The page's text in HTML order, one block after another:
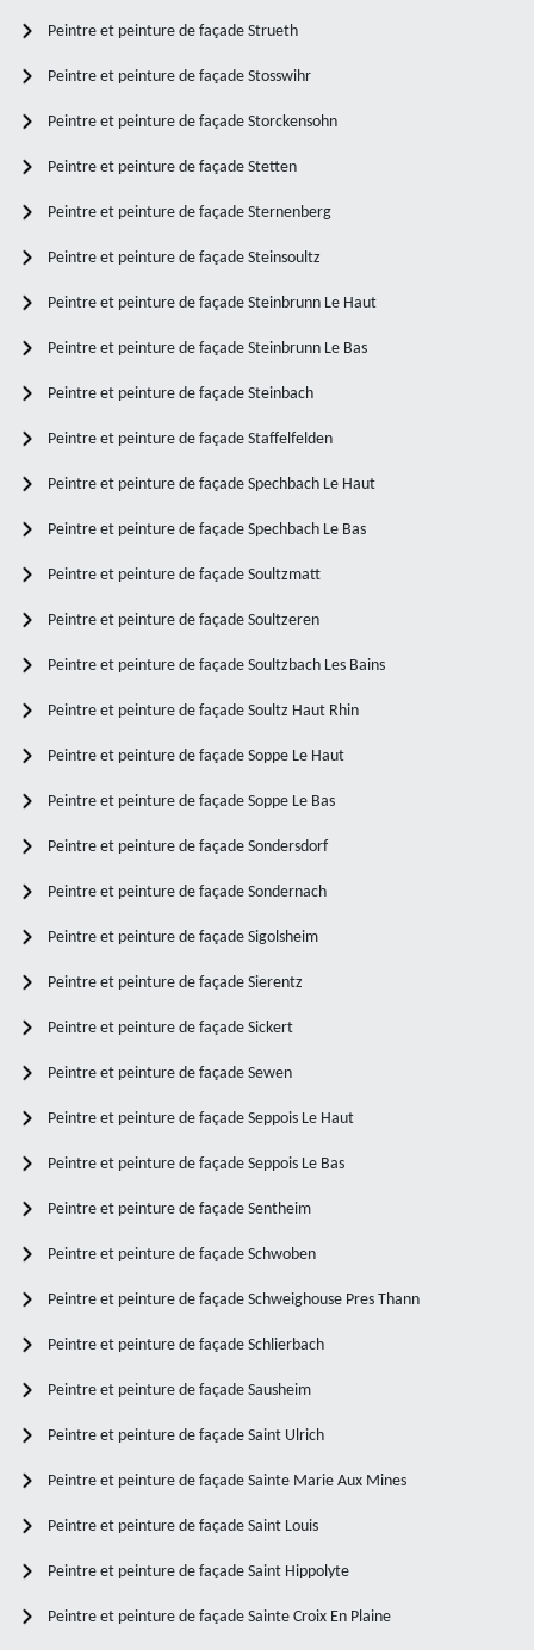
Peintre et peinture de façade Strueth
Peintre et peinture de façade Stosswihr
Peintre et peinture de façade Storckensohn
Peintre et peinture de façade Stetten
Peintre et peinture de façade Sternenberg
Peintre et peinture de façade Steinsoultz
Peintre et peinture de façade Steinbrunn Le Haut
Peintre et peinture de façade Steinbrunn Le Bas
Peintre et peinture de façade Steinbach
Peintre et peinture de façade Staffelfelden
Peintre et peinture de façade Spechbach Le Haut
Peintre et peinture de façade Spechbach Le Bas
Peintre et peinture de façade Soultzmatt
Peintre et peinture de façade Soultzeren
Peintre et peinture de façade Soultzbach Les Bains
Peintre et peinture de façade Soultz Haut Rhin
Peintre et peinture de façade Soppe Le Haut
Peintre et peinture de façade Soppe Le Bas
Peintre et peinture de façade Sondersdorf
Peintre et peinture de façade Sondernach
Peintre et peinture de façade Sigolsheim
Peintre et peinture de façade Sierentz
Peintre et peinture de façade Sickert
Peintre et peinture de façade Sewen
Peintre et peinture de façade Seppois Le Haut
Peintre et peinture de façade Seppois Le Bas
Peintre et peinture de façade Sentheim
Peintre et peinture de façade Schwoben
Peintre et peinture de façade Schweighouse Pres Thann
Peintre et peinture de façade Schlierbach
Peintre et peinture de façade Sausheim
Peintre et peinture de façade Saint Ulrich
Peintre et peinture de façade Sainte Marie Aux Mines
Peintre et peinture de façade Saint Louis
Peintre et peinture de façade Saint Hippolyte
Peintre et peinture de façade Sainte Croix En Plaine